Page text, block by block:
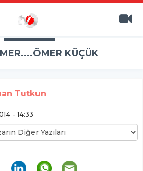
KÜÇÜK
Tutkun
- 14:33